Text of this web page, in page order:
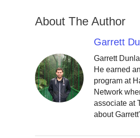
About The Author
Garrett
Garrett
He earned
program at
Network
associate at
about